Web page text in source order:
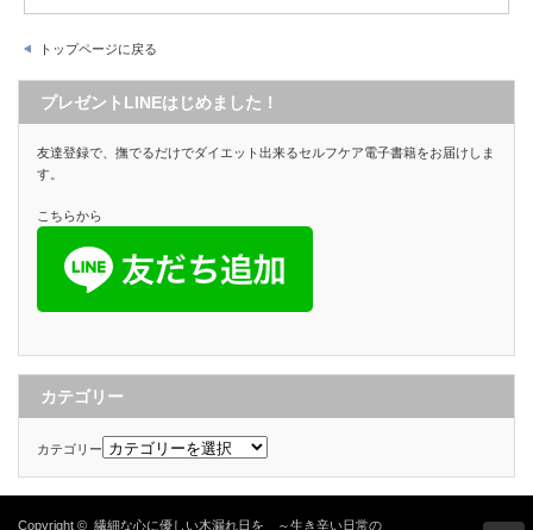
トップページに戻る
プレゼントLINEはじめました！
友達登録で、撫でるだけでダイエット出来るセルフケア電子書籍をお届けしま
す。
こちらから
カテゴリー
カテゴリー
Copyright © 繊細な心に優しい木漏れ日を ～生き辛い日常の